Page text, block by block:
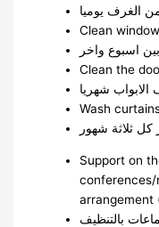
الغرف يوميا
Clean
اسبوع واخر
Clean the
الابواب شهريا
Wash
كل ثلاثة شهور
Support on
conferences/
arrangement
بالتنظيف